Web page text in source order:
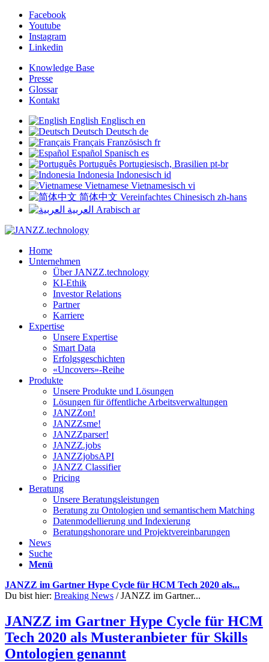
Facebook
Youtube
Instagram
Linkedin
Knowledge Base
Presse
Glossar
Kontakt
English Englisch en
Deutsch Deutsch de
Français Französisch fr
Español Spanisch es
Português Portugiesisch, Brasilien pt-br
Indonesia Indonesisch id
Vietnamese Vietnamesisch vi
简体中文 Vereinfachtes Chinesisch zh-hans
العربية Arabisch ar
Home
Unternehmen
Über JANZZ.technology
KI-Ethik
Investor Relations
Partner
Karriere
Expertise
Unsere Expertise
Smart Data
Erfolgsgeschichten
«Uncovers»-Reihe
Produkte
Unsere Produkte und Lösungen
Lösungen für öffentliche Arbeitsverwaltungen
JANZZon!
JANZZsme!
JANZZparser!
JANZZ.jobs
JANZZjobsAPI
JANZZ Classifier
Pricing
Beratung
Unsere Beratungsleistungen
Beratung zu Ontologien und semantischem Matching
Datenmodellierung und Indexierung
Beratungshonorare und Projektvereinbarungen
News
Suche
Menü
JANZZ im Gartner Hype Cycle für HCM Tech 2020 als...
Du bist hier: Breaking News / JANZZ im Gartner...
JANZZ im Gartner Hype Cycle für HCM
Tech 2020 als Musteranbieter für Skills
Ontologien genannt